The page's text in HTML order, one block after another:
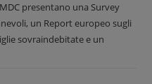
presentano una Survey
un Report europeo sugli
sovraindebitate e un